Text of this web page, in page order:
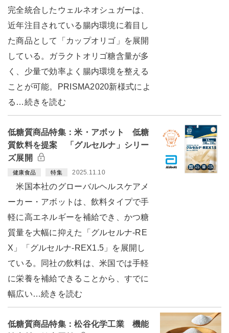
完全統合したウェルネオシュガーは、
近年注目されている腸内環境に着目し
た商品として「カップオリゴ」を展開
している。ガラクトオリゴ糖含量が多
く、少量で効率よく腸内環境を整える
ことが可能。PRISMA2020新様式によ
る…続きを読む
低糖質商品特集：米・アボット 低糖
質飲料を提案 「グルセルナ」シリー
ズ展開
健康食品 特集 2025.11.10
米国本社のグローバルヘルスケアメ
ーカー・アボットは、飲料タイプで手
軽に高エネルギーを補給でき、かつ糖
質量を大幅に抑えた「グルセルナ-RE
X」「グルセルナ-REX1.5」を展開し
ている。同社の飲料は、米国では手軽
に栄養を補給できることから、すでに
幅広い…続きを読む
低糖質商品特集：松谷化学工業 機能